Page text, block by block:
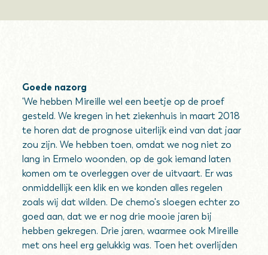
Goede nazorg
'We hebben Mireille wel een beetje op de proef
gesteld. We kregen in het ziekenhuis in maart 2018
te horen dat de prognose uiterlijk eind van dat jaar
zou zijn. We hebben toen, omdat we nog niet zo
lang in Ermelo woonden, op de gok iemand laten
komen om te overleggen over de uitvaart. Er was
onmiddellijk een klik en we konden alles regelen
zoals wij dat wilden. De chemo's sloegen echter zo
goed aan, dat we er nog drie mooie jaren bij
hebben gekregen. Drie jaren, waarmee ook Mireille
met ons heel erg gelukkig was. Toen het overlijden